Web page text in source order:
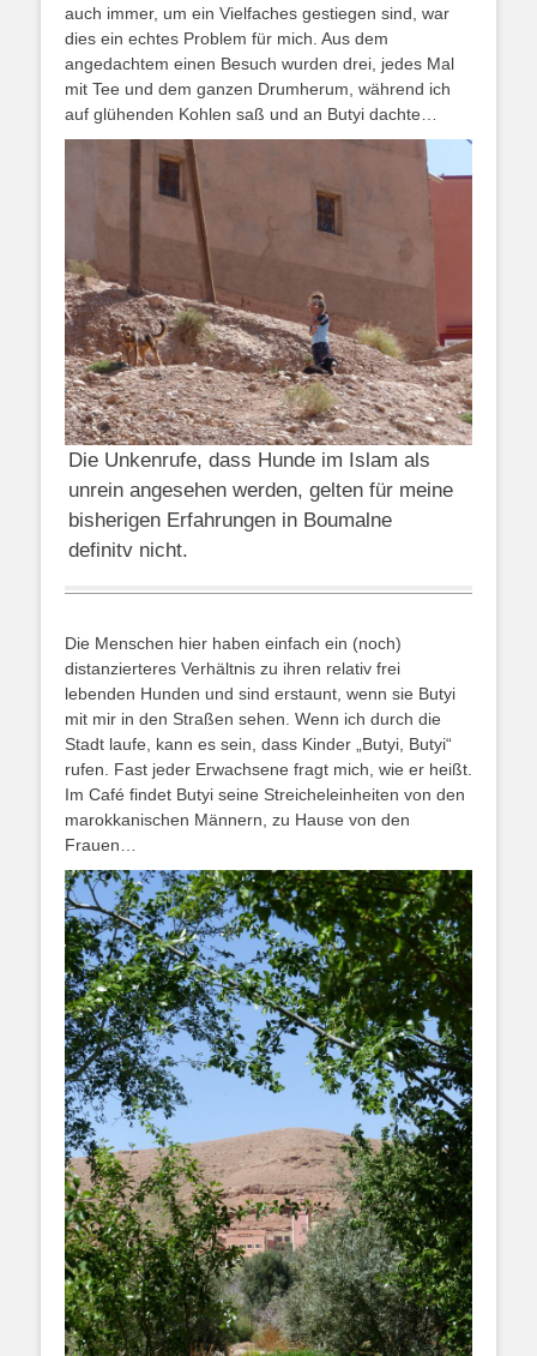
auch immer, um ein Vielfaches gestiegen sind, war
dies ein echtes Problem für mich. Aus dem
angedachtem einen Besuch wurden drei, jedes Mal
mit Tee und dem ganzen Drumherum, während ich
auf glühenden Kohlen saß und an Butyi dachte…
Die Unkenrufe, dass Hunde im Islam als
unrein angesehen werden, gelten für meine
bisherigen Erfahrungen in Boumalne
definitv nicht.
Die Menschen hier haben einfach ein (noch)
distanzierteres Verhältnis zu ihren relativ frei
lebenden Hunden und sind erstaunt, wenn sie Butyi
mit mir in den Straßen sehen. Wenn ich durch die
Stadt laufe, kann es sein, dass Kinder „Butyi, Butyi“
rufen. Fast jeder Erwachsene fragt mich, wie er heißt.
Im Café findet Butyi seine Streicheleinheiten von den
marokkanischen Männern, zu Hause von den
Frauen…